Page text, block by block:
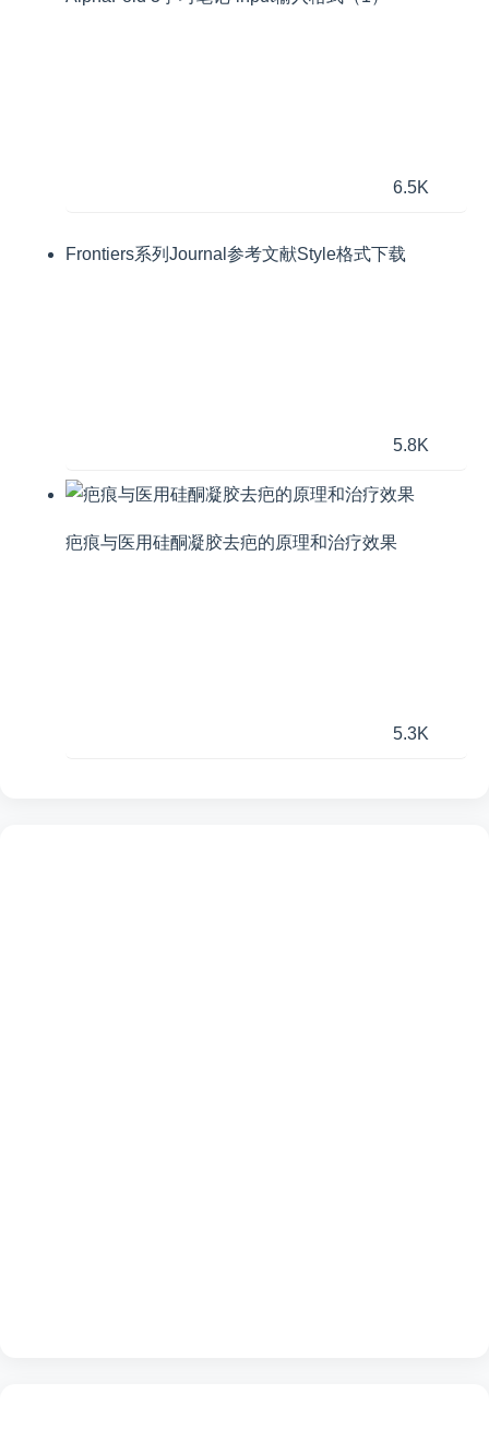
6.5K
Frontiers系列Journal参考文献Style格式下载
5.8K
疤痕与医用硅酮凝胶去疤的原理和治疗效果
5.3K